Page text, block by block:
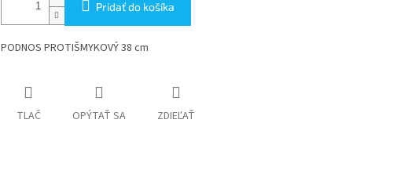
Pridať do košíka
PODNOS PROTIŠMYKOVÝ 38 cm
TLAČ OPÝTAŤ SA ZDIEĽAŤ